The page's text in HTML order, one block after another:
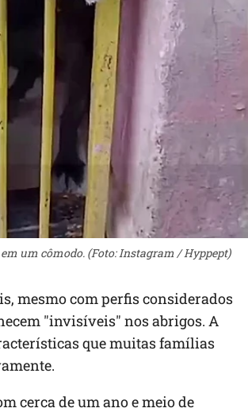
um cômodo. (Foto: Instagram / Hyppept)
mesmo com perfis considerados
"invisíveis" nos abrigos. A
que muitas famílias
cerca de um ano e meio de